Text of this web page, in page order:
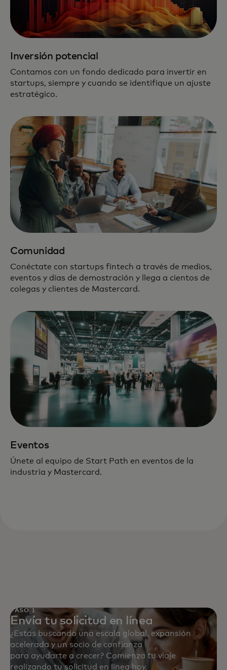
Inversión potencial
Contamos con un fondo dedicado para invertir en
startups, siempre y cuando se identifique un ajuste
estratégico.
Comunidad
Conéctate con startups fintech a través de medios,
eventos y días de demostración y llega a cientos de
colegas y clientes de Mastercard.
Eventos
Únete al equipo de Start Path en eventos de la
industria y Mastercard.
PASO 1
Envía tu solicitud en línea
¿Estás buscando una escala global, expansión
acelerada y un socio de confianza
para ayudarte a crecer? Comienza tu viaje
realizando tu solicitud en línea hoy.